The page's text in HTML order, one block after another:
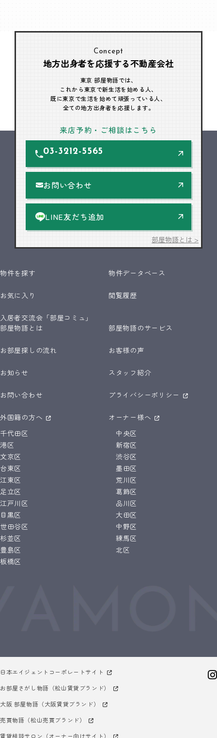
Concept
地方出身者を応援する不動産会社
東京 部屋物語では、
これから東京で新生活を始める人、
既に東京で生活を始めて頑張っている人、
全ての地方出身者を応援します。
来店予約・ご相談はこちら
03-3212-5565
お問い合わせ
LINE友だち追加
部屋物語とは >
物件を探す 物件データベース
お気に入り 閲覧履歴
入居者交流会「部屋コミュ」
部屋物語とは
部屋物語のサービス
お部屋探しの流れ お客様の声
お知らせ スタッフ紹介
お問い合わせ プライバシーポリシー
外国籍の方へ
オーナー様へ
千代田区
中央区
港区
新宿区
文京区
渋谷区
台東区
墨田区
江東区
荒川区
足立区
葛飾区
江戸川区
品川区
目黒区
大田区
世田谷区
中野区
杉並区
練馬区
豊島区
北区
板橋区
日本エイジェントコーポレートサイト
お部屋さがし物語（松山賃貸ブランド）
大阪 部屋物語（大阪賃貸ブランド）
売買物語（松山売買ブランド）
賃貸相談サロン（オーナー向けサイト）